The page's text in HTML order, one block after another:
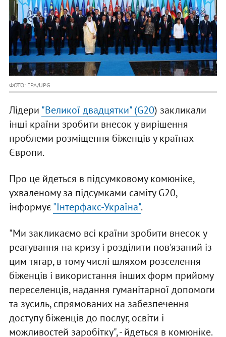
ФОТО: EPA/UPG
Лідери "Великої двадцятки" (G20) закликали
інші країни зробити внесок у вирішення
проблеми розміщення біженців у країнах
Європи.
Про це йдеться в підсумковому комюніке,
ухваленому за підсумками саміту G20,
інформує"Інтерфакс-Україна".
"Ми закликаємо всі країни зробити внесок у
реагування на кризу і розділити пов'язаний із
цим тягар, в тому числі шляхом розселення
біженців і використання інших форм прийому
переселенців, надання гуманітарної допомоги
та зусиль, спрямованих на забезпечення
доступу біженців до послуг, освіти і
можливостей заробітку", - йдеться в комюніке.